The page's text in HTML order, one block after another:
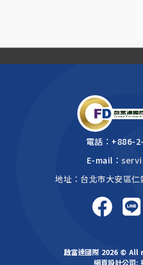
電話： +886-
E-mail：
地址：台北市大安區
啟富達國際 2026 ©
網頁設計公司: